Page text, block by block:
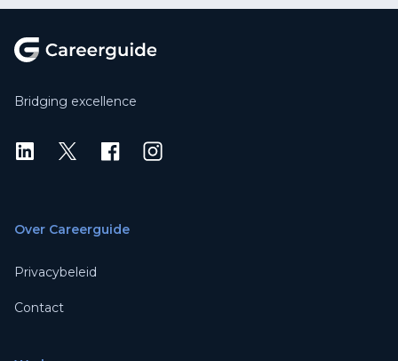
Bridging excellence
LinkedIn
X Instagram
Over Careerguide
Privacybeleid
Contact